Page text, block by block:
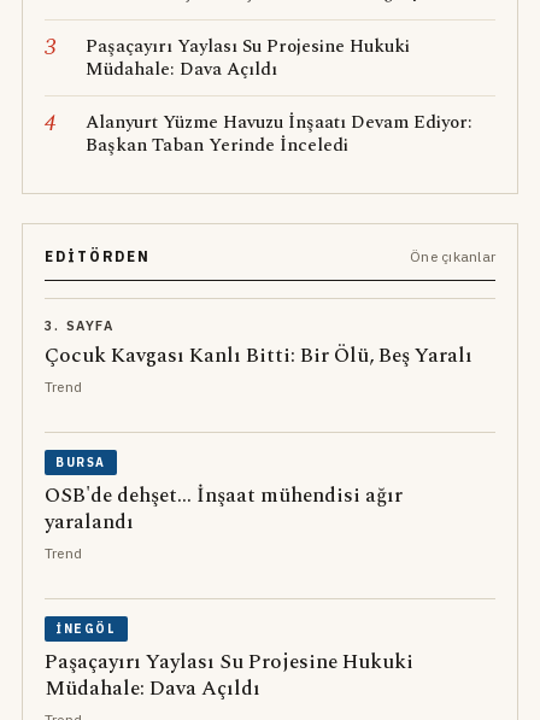
3
Paşaçayırı Yaylası Su Projesine Hukuki
Müdahale: Dava Açıldı
4
Alanyurt Yüzme Havuzu İnşaatı Devam Ediyor:
Başkan Taban Yerinde İnceledi
EDITÖRDEN Öne çıkanlar
3. SAYFA
Çocuk Kavgası Kanlı Bitti: Bir Ölü, Beş Yaralı
Trend
BURSA
OSB'de dehşet... İnşaat mühendisi ağır
yaralandı
Trend
İNEGÖL
Paşaçayırı Yaylası Su Projesine Hukuki
Müdahale: Dava Açıldı